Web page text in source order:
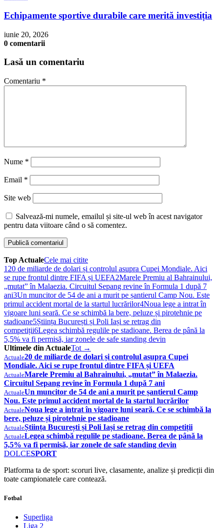
Echipamente sportive durabile care merită investiția
iunie 20, 2026
0 comentarii
Lasă un comentariu
Comentariu *
Nume *
Email *
Site web
Salvează-mi numele, emailul și site-ul web în acest navigator
pentru data viitoare când o să comentez.
Top ActualeCele mai citite
1 20 de miliarde de dolari și controlul asupra Cupei Mondiale. Aici
se rupe frontul dintre FIFA și UEFA2Marele Premiu al Bahrainului,
„mutat” în Malaezia. Circuitul Sepang revine în Formula 1 după 7
ani3Un muncitor de 54 de ani a murit pe șantierul Camp Nou. Este
primul accident mortal de la startul lucrărilor4Noua lege a intrat în
vigoare luni seară. Ce se schimbă la bere, peluze și pirotehnie pe
stadioane5Știința București și Poli Iași se retrag din
competiții6Legea schimbă regulile pe stadioane. Berea de până la
5,5% va fi permisă, iar zonele de safe standing devin
Ultimele din ActualeTot →
Actuale20 de miliarde de dolari și controlul asupra Cupei
Mondiale. Aici se rupe frontul dintre FIFA și UEFA
ActualeMarele Premiu al Bahrainului, „mutat” în Malaezia.
Circuitul Sepang revine în Formula 1 după 7 ani
ActualeUn muncitor de 54 de ani a murit pe șantierul Camp
Nou. Este primul accident mortal de la startul lucrărilor
ActualeNoua lege a intrat în vigoare luni seară. Ce se schimbă la
bere, peluze și pirotehnie pe stadioane
ActualeȘtiința București și Poli Iași se retrag din competiții
ActualeLegea schimbă regulile pe stadioane. Berea de până la
5,5% va fi permisă, iar zonele de safe standing devin
DOLCESPORT
Platforma ta de sport: scoruri live, clasamente, analize și predicții din
toate campionatele care contează.
Fotbal
Superliga
Liga 2